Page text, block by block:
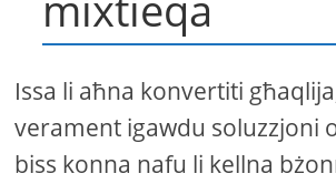
Issa li aħna konvertiti
verament igawdu soluzzjoni
biss konna nafu li kellna